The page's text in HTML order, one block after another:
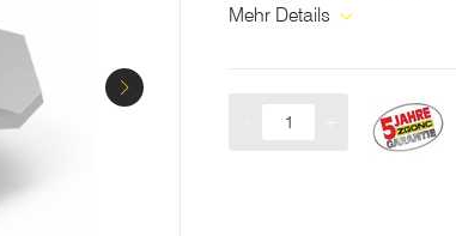
Mehr Details